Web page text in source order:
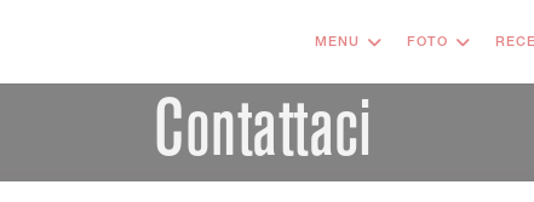
MENU FOTO
Contattaci